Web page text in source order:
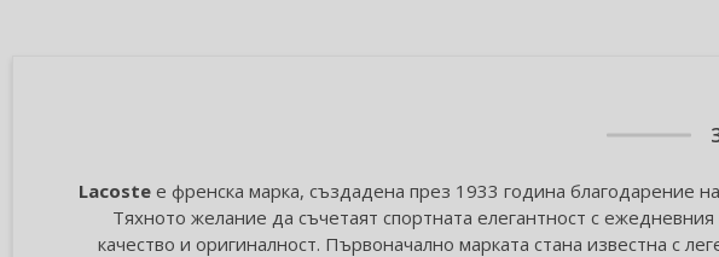
Lacosteе френска марка, създадена през 1933 година благодарение
Тяхното желание да съчетаят спортната елегантност с
качество и оригиналност. Първоначално марката стана известна с